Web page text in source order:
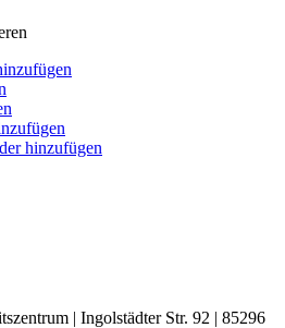
hinzufügen
| Ingolstädter Str. 92 | 85296